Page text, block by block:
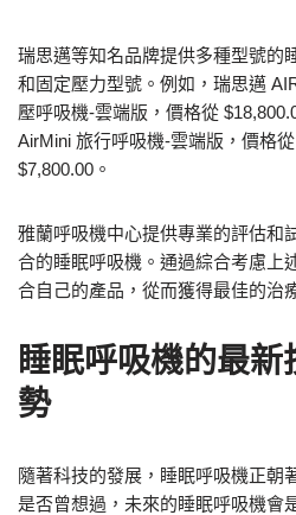
瑞思邁等知名品牌提供多種型號的
和固定壓力型號。例如，瑞思邁
壓呼吸機-雲端版，價格從
AirMini 旅行呼吸機-雲端版，價格
$7,800.00。
雅蘭呼吸機中心提供專業的評估和
合的睡眠呼吸機。通過綜合考慮上
合自己的產品，從而獲得最佳的治
睡眠呼吸機的最
勢
隨著科技的發展，睡眠呼吸機正朝
是否曾想過，未來的睡眠呼吸機會